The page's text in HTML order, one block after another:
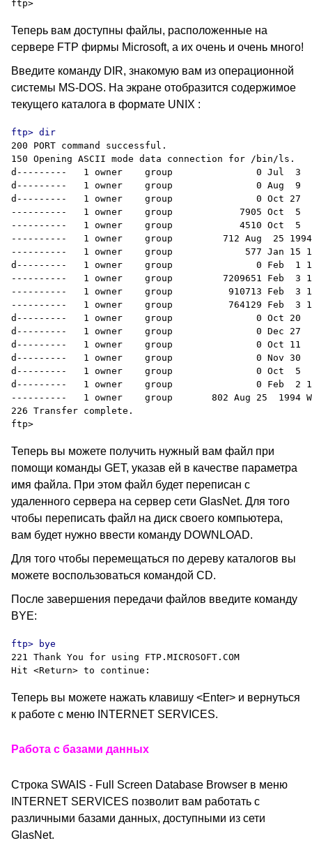
Теперь вам доступны файлы, расположенные на
сервере FTP фирмы Microsoft, а их очень и очень много!
Введите команду DIR, знакомую вам из операционной
системы MS-DOS. На экране отобразится содержимое
текущего каталога в формате UNIX :
200 PORT command successful.
150 Opening ASCII mode data connection for /bin/ls.
d---------   1 owner    group               0 Jul  3
d---------   1 owner    group               0 Aug  9
d---------   1 owner    group               0 Oct 27
----------   1 owner    group            7905 Oct  5
----------   1 owner    group            4510 Oct  5
----------   1 owner    group         712 Aug  25
----------   1 owner    group             577 Jan 15
d---------   1 owner    group               0 Feb  1
----------   1 owner    group         7209651 Feb  3
----------   1 owner    group          910713 Feb  3
----------   1 owner    group          764129 Feb  3
d---------   1 owner    group               0 Oct 20
d---------   1 owner    group               0 Dec 27
d---------   1 owner    group               0 Oct 11
d---------   1 owner    group               0 Nov 30
d---------   1 owner    group               0 Oct  5
d---------   1 owner    group               0 Feb  2
----------   1 owner    group       802 Aug 25  1994
226 Transfer complete.
Теперь вы можете получить нужный вам файл при
помощи команды GET, указав ей в качестве параметра
имя файла. При этом файл будет переписан с
удаленного сервера на сервер сети GlasNet. Для того
чтобы переписать файл на диск своего компьютера,
вам будет нужно ввести команду DOWNLOAD.
Для того чтобы перемещаться по дереву каталогов вы
можете воспользоваться командой CD.
После завершения передачи файлов введите команду
BYE:
221 Thank You for using FTP.MICROSOFT.COM
Теперь вы можете нажать клавишу <Enter> и вернуться
к работе с меню INTERNET SERVICES.
Работа с базами данных
Строка SWAIS - Full Screen Database Browser в меню
INTERNET SERVICES позволит вам работать с
различными базами данных, доступными из сети
GlasNet.